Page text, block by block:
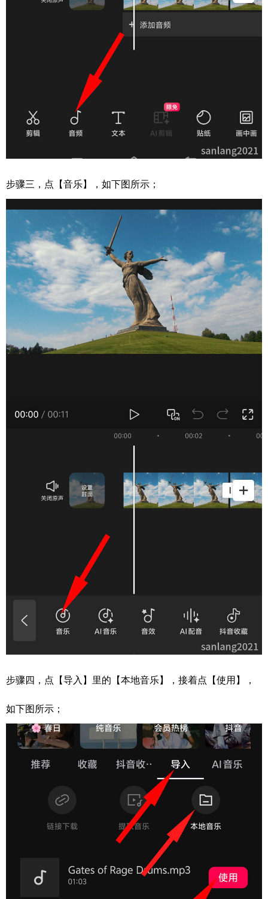
步骤三，点【音乐】，如下图所示；
步骤四，点【导入】里的【本地音乐】，接着点【使用】，
如下图所示；